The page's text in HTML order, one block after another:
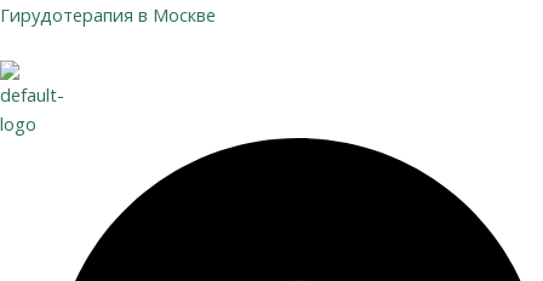
Перейти
содержимому
Гирудотерапия в Москве